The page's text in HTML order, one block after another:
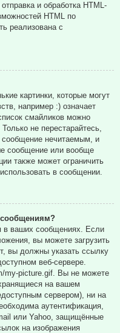
и обработка HTML-
HTML по
реализована с
картинки, которые могут
например :) означает
смайликов можно
не перестарайтесь,
сообщение нечитаемым, и
сообщение или вообще
также может ограничить
в сообщении.
сообщениям?
в ваших сообщениях. Если
вы можете загрузить
вы должны указать ссылку
веб-сервере.
my-picture.gif. Вы не можете
на вашем
сервером), ни на
аутентификация,
или Yahoo, защищённые
на изображения